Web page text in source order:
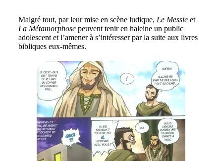
Malgré tout, par leur mise en scène ludique, Le Messieet
La Métamorphosepeuvent tenir en haleine un public
adolescent et l’amener à s’intéresser par la suite aux livres
bibliques eux-mêmes.